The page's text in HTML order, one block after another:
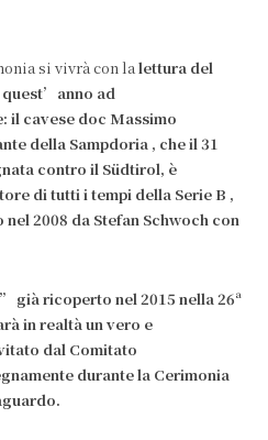
si vivrà con lalettura del
ad
il cavese doc Massimo
della Sampdoria , che il 31
contro il Südtirol, è
di tutti i tempi della Serie B ,
2008 da Stefan Schwoch con
già ricoperto nel 2015 nella 26ª
in realtà un vero e
dal Comitato
durante la Cerimonia